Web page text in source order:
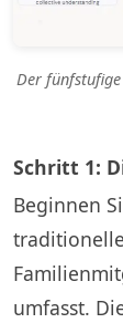
Der
Schritt 1:
Beginnen
umfasst.